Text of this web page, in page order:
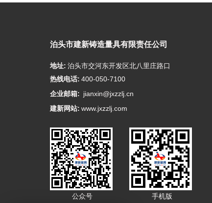
泊头市建新铸造量具有限责任公司
地址: 泊头市交河东开发区北八里庄路口
热线电话: 400-050-7100
企业邮箱: jianxin@jxzzlj.cn
建新网站: www.jxzzlj.com
公众号 手机版